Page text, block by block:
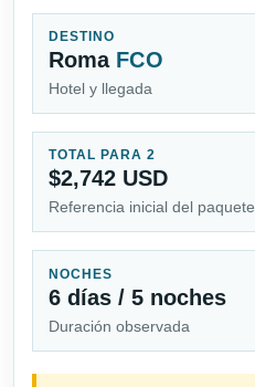
DESTINO
Roma FCO
Hotel y llegada
TOTAL PARA 2
$2,742 USD
Referencia inicial del paquete
NOCHES
6 días / 5 noches
Duración observada